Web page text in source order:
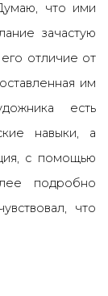
что ими
зачастую
отличие от
им
есть
навыки, а
с помощью
подробно
что